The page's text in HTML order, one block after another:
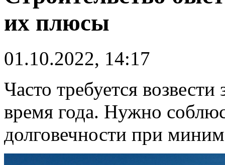
их плюсы
01.10.2022, 14:17
Часто требуется
время года. Нужно
долговечности при